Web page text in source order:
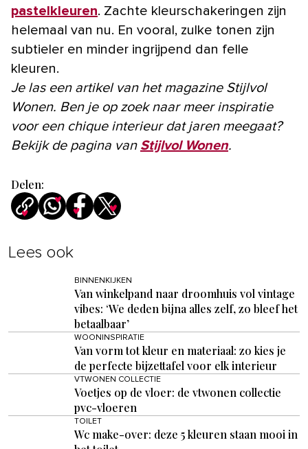
pastelkleuren. Zachte kleurschakeringen zijn
helemaal van nu. En vooral, zulke tonen zijn
subtieler en minder ingrijpend dan felle
kleuren.
Je las een artikel van het magazine Stijlvol
Wonen. Ben je op zoek naar meer inspiratie
voor een chique interieur dat jaren meegaat?
Bekijk de pagina van Stijlvol Wonen.
Delen:
Lees ook
BINNENKIJKEN
Van winkelpand naar droomhuis vol vintage
vibes: ‘We deden bijna alles zelf, zo bleef het
betaalbaar’
WOONINSPIRATIE
Van vorm tot kleur en materiaal: zo kies je
de perfecte bijzettafel voor elk interieur
VTWONEN COLLECTIE
Voetjes op de vloer: de vtwonen collectie
pvc-vloeren
TOILET
Wc make-over: deze 5 kleuren staan mooi in